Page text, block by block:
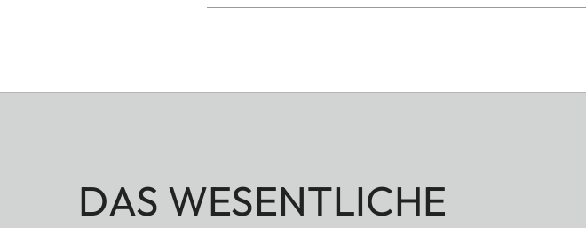
DAS WESENTLICHE